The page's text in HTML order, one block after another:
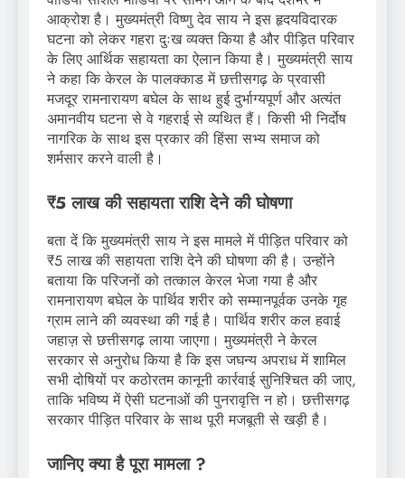
आक्रोश है। मुख्यमंत्री विष्णु देव साय ने इस हृदयविदारक
घटना को लेकर गहरा दुःख व्यक्त किया है और पीड़ित परिवार
के लिए आर्थिक सहायता का ऐलान किया है। मुख्यमंत्री साय
ने कहा कि केरल के पालक्काड में छत्तीसगढ़ के प्रवासी
मजदूर रामनारायण बघेल के साथ हुई दुर्भाग्यपूर्ण और अत्यंत
अमानवीय घटना से वे गहराई से व्यथित हैं। किसी भी निर्दोष
नागरिक के साथ इस प्रकार की हिंसा सभ्य समाज को
शर्मसार करने वाली है।
₹5 लाख की सहायता राशि देने की घोषणा
बता दें कि मुख्यमंत्री साय ने इस मामले में पीड़ित परिवार को
₹5 लाख की सहायता राशि देने की घोषणा की है। उन्होंने
बताया कि परिजनों को तत्काल केरल भेजा गया है और
रामनारायण बघेल के पार्थिव शरीर को सम्मानपूर्वक उनके गृह
ग्राम लाने की व्यवस्था की गई है। पार्थिव शरीर कल हवाई
जहाज़ से छत्तीसगढ़ लाया जाएगा। मुख्यमंत्री ने केरल
सरकार से अनुरोध किया है कि इस जघन्य अपराध में शामिल
सभी दोषियों पर कठोरतम कानूनी कार्रवाई सुनिश्चित की जाए,
ताकि भविष्य में ऐसी घटनाओं की पुनरावृत्ति न हो। छत्तीसगढ़
सरकार पीड़ित परिवार के साथ पूरी मजबूती से खड़ी है।
जानिए क्या है पूरा मामला ?